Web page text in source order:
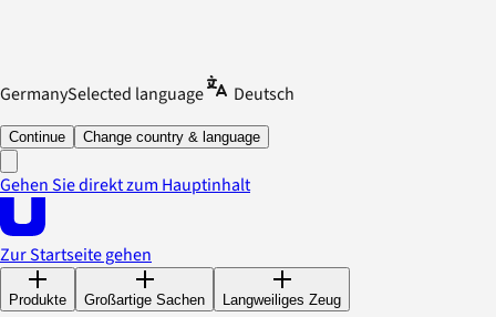
GermanySelected language Deutsch
Continue Change country & language
Gehen Sie direkt zum Hauptinhalt
Zur Startseite gehen
Produkte Großartige Sachen Langweiliges Zeug